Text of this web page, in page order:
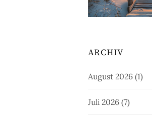
ARCHIV
August 2026 (1)
Juli 2026 (7)